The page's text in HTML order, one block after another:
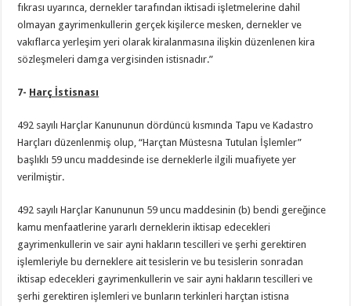
fıkrası uyarınca, dernekler tarafından iktisadi işletmelerine dahil
olmayan gayrimenkullerin gerçek kişilerce mesken, dernekler ve
vakıflarca yerleşim yeri olarak kiralanmasına ilişkin düzenlenen kira
sözleşmeleri damga vergisinden istisnadır.”
7- Harç İstisnası
492 sayılı Harçlar Kanununun dördüncü kısmında Tapu ve Kadastro
Harçları düzenlenmiş olup, “Harçtan Müstesna Tutulan İşlemler”
başlıklı 59 uncu maddesinde ise derneklerle ilgili muafiyete yer
verilmiştir.
492 sayılı Harçlar Kanununun 59 uncu maddesinin (b) bendi gereğince
kamu menfaatlerine yararlı derneklerin iktisap edecekleri
gayrimenkullerin ve sair ayni hakların tescilleri ve şerhi gerektiren
işlemleriyle bu derneklere ait tesislerin ve bu tesislerin sonradan
iktisap edecekleri gayrimenkullerin ve sair ayni hakların tescilleri ve
şerhi gerektiren işlemleri ve bunların terkinleri harçtan istisna